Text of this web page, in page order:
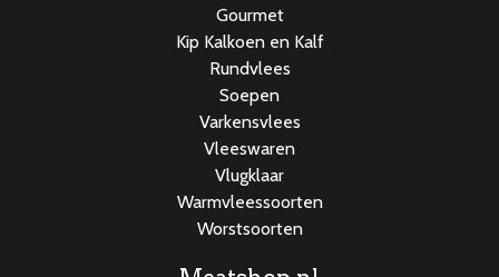
Gourmet
Kip Kalkoen en Kalf
Rundvlees
Soepen
Varkensvlees
Vleeswaren
Vlugklaar
Warmvleessoorten
Worstsoorten